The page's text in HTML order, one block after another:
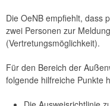
Die OeNB empfiehlt, dass
zwei Personen zur
(Vertretungsmöglichkeit).
Für den Bereich der
folgende hilfreiche Punkte